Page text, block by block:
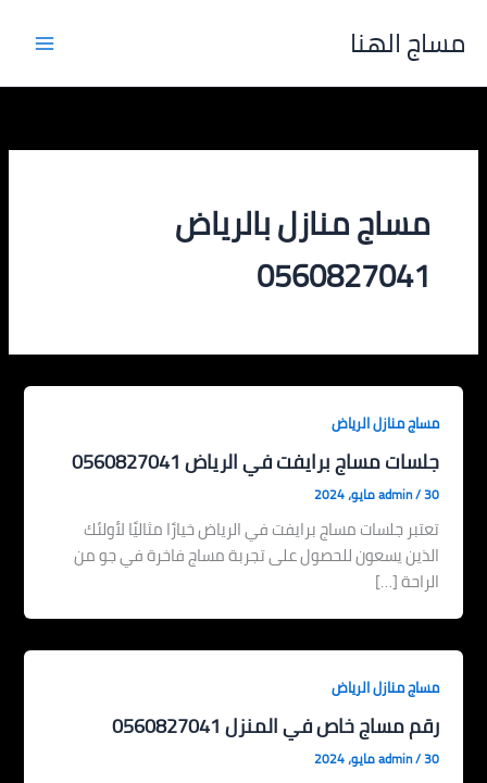
مساج الهنا
مساج منازل بالرياض
0560827041
مساج منازل الرياض
جلسات مساج برايفت في الرياض 0560827041
admin/30 مايو، 2024
تعتبر جلسات مساج برايفت في الرياض خيارًا مثاليًا لأولئك
الذين يسعون للحصول على تجربة مساج فاخرة في جو من
الراحة […]
مساج منازل الرياض
رقم مساج خاص في المنزل 0560827041
admin/30 مايو، 2024